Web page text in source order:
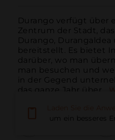
Durango verfügt über
Zentrum der Stadt,
Durango,
bereitstellt. Es bietet
darüber, wo man
man besuchen und
in der Gegend
das ganze Jahr über...
um ein besseres